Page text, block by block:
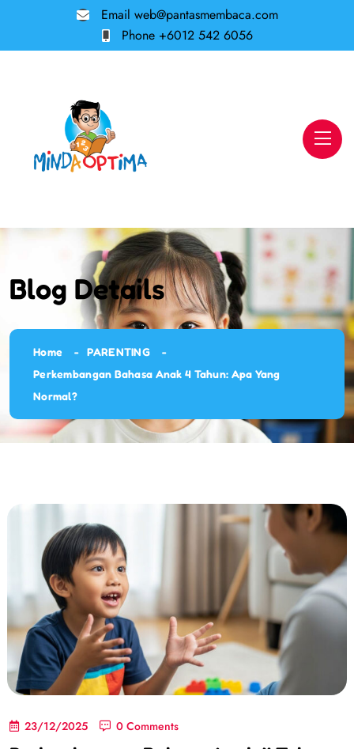
Email web@pantasmembaca.com
Phone +6012 542 6056
Blog Details
Home
PARENTING
Perkembangan Bahasa Anak 4 Tahun: Apa Yang
Normal?
23/12/2025 0 Comments